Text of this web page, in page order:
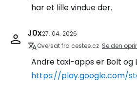
har et lille vindue der.
J0x27. 04. 2026
Oversat fra cestee.cz Se den
Andre taxi-apps er Bolt og
https://play.google.com/